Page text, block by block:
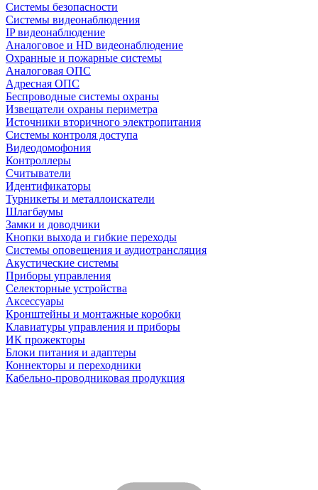
Системы безопасности
Системы видеонаблюдения
IP видеонаблюдение
Аналоговое и HD видеонаблюдение
Охранные и пожарные системы
Аналоговая ОПС
Адресная ОПС
Беспроводные системы охраны
Извещатели охраны периметра
Источники вторичного электропитания
Системы контроля доступа
Видеодомофония
Контроллеры
Считыватели
Идентификаторы
Турникеты и металлоискатели
Шлагбаумы
Замки и доводчики
Кнопки выхода и гибкие переходы
Системы оповещения и аудиотрансляция
Акустические системы
Приборы управления
Селекторные устройства
Аксессуары
Кронштейны и монтажные коробки
Клавиатуры управления и приборы
ИК прожекторы
Блоки питания и адаптеры
Коннекторы и переходники
Кабельно-проводниковая продукция